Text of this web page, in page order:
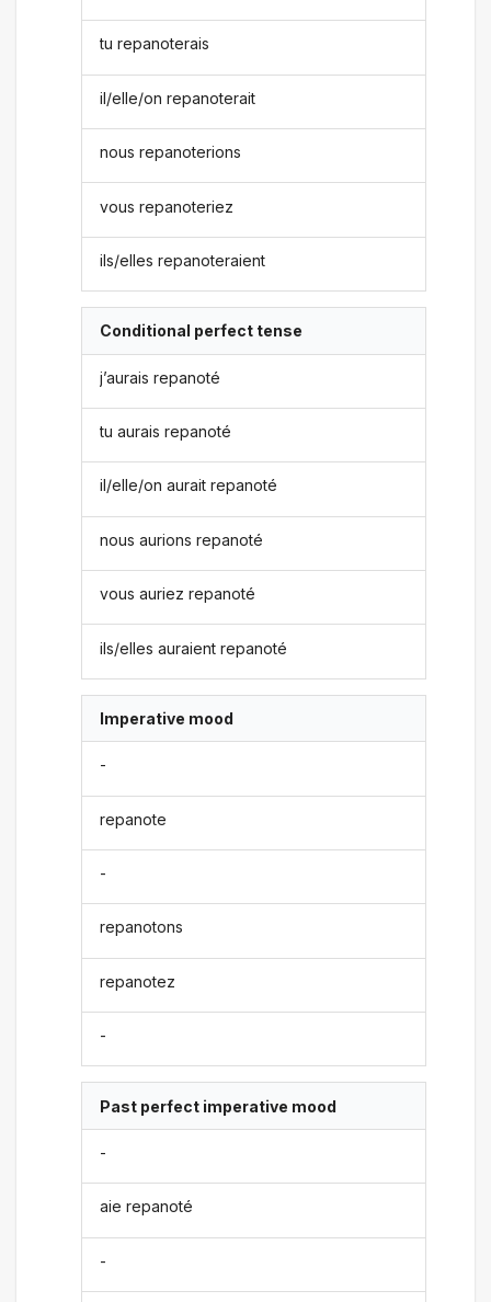
tu repanoterais
il/elle/on repanoterait
nous repanoterions
vous repanoteriez
ils/elles repanoteraient
Conditional perfect tense
j’aurais repanoté
tu aurais repanoté
il/elle/on aurait repanoté
nous aurions repanoté
vous auriez repanoté
ils/elles auraient repanoté
Imperative mood
-
repanote
-
repanotons
repanotez
-
Past perfect imperative mood
-
aie repanoté
-